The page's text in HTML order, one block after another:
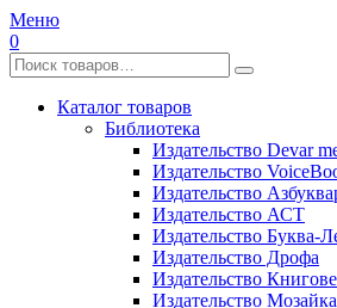
Меню
0
Каталог товаров
Библиотека
Издательство Devar
Издательство
Издательство
Издательство АСТ
Издательство Буква-
Издательство Дрофа
Издательство
Издательство